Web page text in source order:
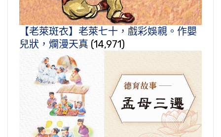
【老萊斑衣】老萊七十，戲彩娛親。作嬰
兒狀，爛漫天真 (14,971)